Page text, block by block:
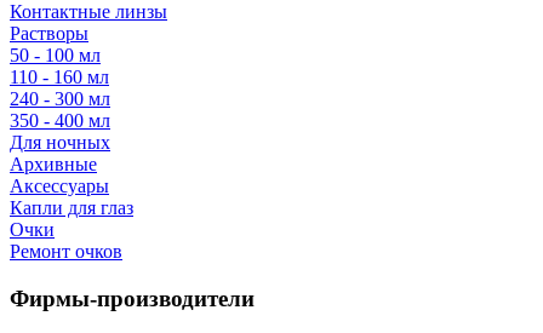
Контактные линзы
Растворы
50 - 100 мл
110 - 160 мл
240 - 300 мл
350 - 400 мл
Для ночных
Архивные
Аксессуары
Капли для глаз
Очки
Ремонт очков
Фирмы-производители